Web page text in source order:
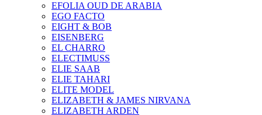
EFOLIA OUD DE ARABIA
EGO FACTO
EIGHT & BOB
EISENBERG
EL CHARRO
ELECTIMUSS
ELIE SAAB
ELIE TAHARI
ELITE MODEL
ELIZABETH & JAMES NIRVANA
ELIZABETH ARDEN